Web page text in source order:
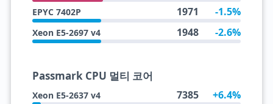
EPYC 7402P 1971 -1.5%
Xeon E5-2697 v4 1948 -2.6%
Passmark CPU 멀티 코어
Xeon E5-2637 v4 7385 +6.4%